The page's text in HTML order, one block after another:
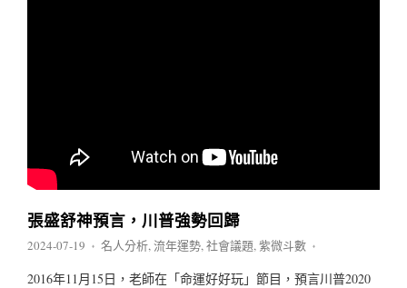
張盛舒神預言，川普強勢回歸
2024-07-19 ♦ 名人分析,流年運勢,社會議題,紫微斗數 ♦
2016年11月15日，老師在「命運好好玩」節目，預言川普2020